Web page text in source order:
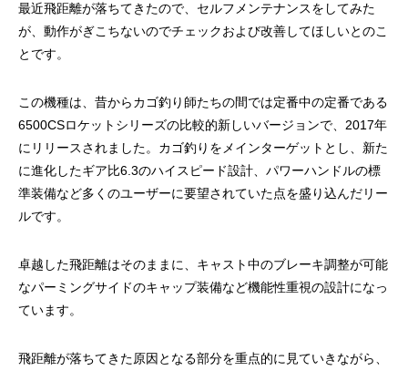
シマノ バンタム1000SGの1年点検
2025.02.26
ダイワ スパルタン
ール
2024.10.31
最近飛距離が落ちてきたので、セルフメンテナンスをしてみた
が、動作がぎこちないのでチェックおよび改善してほしいとのこ
とです。
この機種は、昔からカゴ釣り師たちの間では定番中の定番である
6500CSロケットシリーズの比較的新しいバージョンで、2017年
にリリースされました。カゴ釣りをメインターゲットとし、新た
に進化したギア比6.3のハイスピード設計、パワーハンドルの標
準装備など多くのユーザーに要望されていた点を盛り込んだリー
ルです。
卓越した飛距離はそのままに、キャスト中のブレーキ調整が可能
なパーミングサイドのキャップ装備など機能性重視の設計になっ
ています。
飛距離が落ちてきた原因となる部分を重点的に見ていきながら、